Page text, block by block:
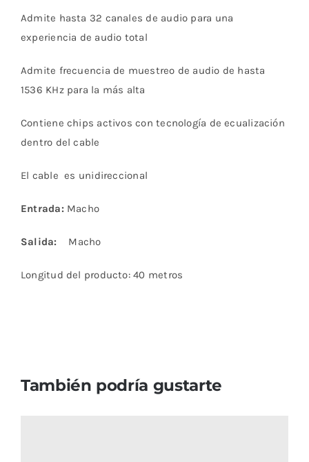
Admite hasta 32 canales de audio para una
experiencia de audio total
Admite frecuencia de muestreo de audio de hasta
1536 KHz para la más alta
Contiene chips activos con tecnología de ecualización
dentro del cable
El cable es unidireccional
Entrada: Macho
Salida: Macho
Longitud del producto: 40 metros
También podría gustarte